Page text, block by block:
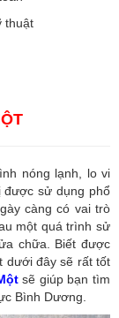
thuật
nóng lạnh, lo vi
được sử dụng phổ
càng có vai trò
một quá trình sử
chữa. Biết được
dưới đây sẽ rất tốt
sẽ giúp bạn tìm
Bình Dương.